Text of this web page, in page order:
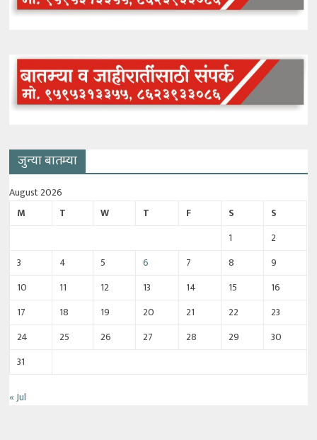
जुन्या बातम्या
August 2026
M
T W T F S
S
1
2
3
4 5 6 7 8
9
10
11 12 13 14 15
16
17
18 19 20 21 22
23
24
25 26 27 28 29
30
31
« Jul